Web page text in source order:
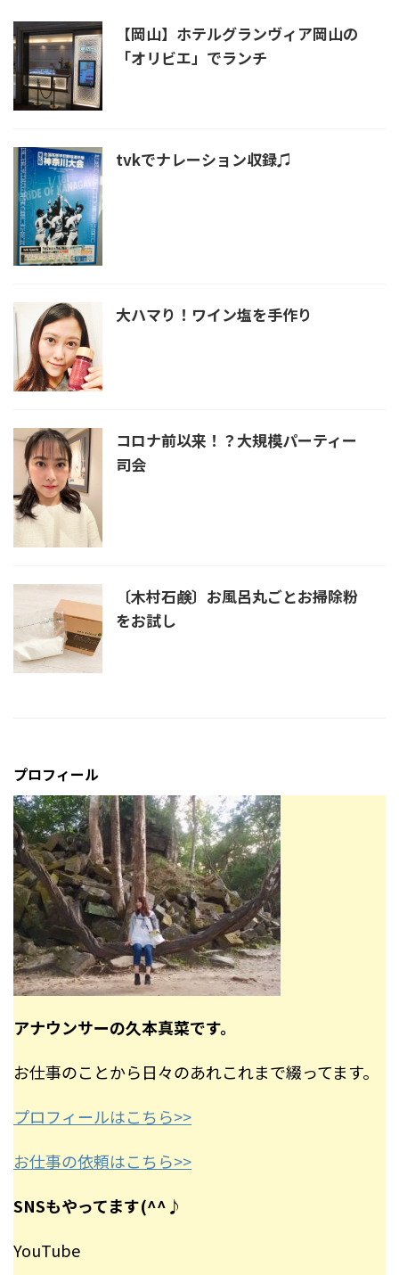
【岡山】ホテルグランヴィア岡山の
「オリビエ」でランチ
tvkでナレーション収録♫
大ハマり！ワイン塩を手作り
コロナ前以来！？大規模パーティー
司会
〔木村石鹸〕お風呂丸ごとお掃除粉
をお試し
プロフィール
アナウンサーの久本真菜です。
お仕事のことから日々のあれこれまで綴ってます。
プロフィールはこちら>>
お仕事の依頼はこちら>>
SNSもやってます(^^♪
YouTube